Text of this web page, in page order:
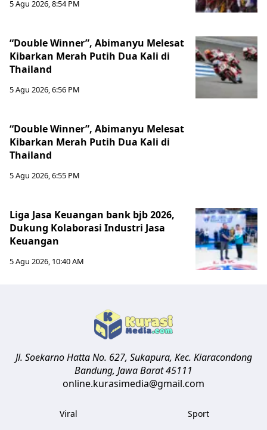
5 Agu 2026, 8:54 PM
“Double Winner”, Abimanyu Melesat
Kibarkan Merah Putih Dua Kali di
Thailand
5 Agu 2026, 6:56 PM
“Double Winner”, Abimanyu Melesat
Kibarkan Merah Putih Dua Kali di
Thailand
5 Agu 2026, 6:55 PM
Liga Jasa Keuangan bank bjb 2026,
Dukung Kolaborasi Industri Jasa
Keuangan
5 Agu 2026, 10:40 AM
Jl. Soekarno Hatta No. 627, Sukapura, Kec. Kiaracondong
Bandung, Jawa Barat45111
online.kurasimedia@gmail.com
Viral
Sport